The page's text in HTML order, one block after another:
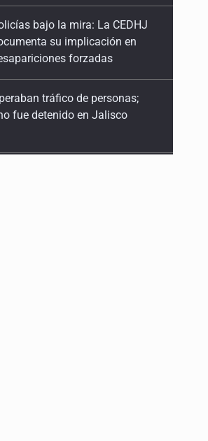
tráfico de personas;
fue detenido en Jalisco
casa por esquema de
telefónico